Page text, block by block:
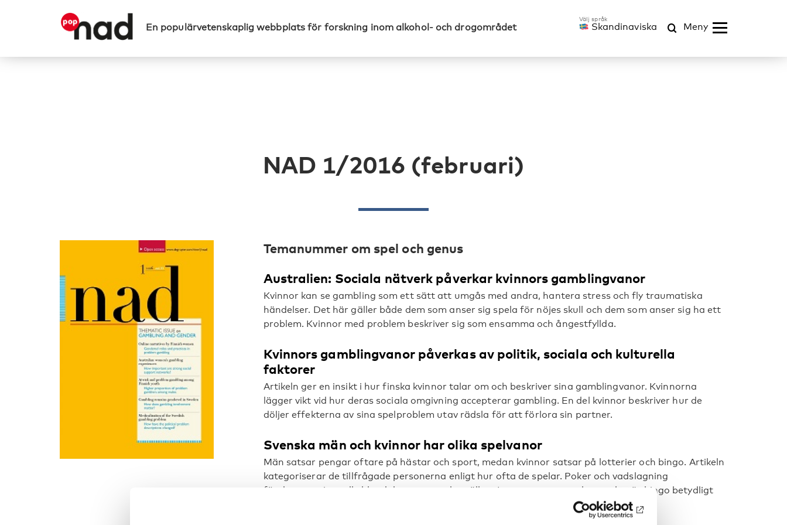
En populärvetenskaplig webbplats för forskning inom alkohol- och drogområdet Skandinaviska Meny
NAD 1/2016 (februari)
Temanummer om spel och genus
Australien: Sociala nätverk påverkar kvinnors gamblingvanor
Kvinnor kan se gambling som ett sätt att umgås med andra, hantera stress och fly traumatiska
händelser. Det här gäller både dem som anser sig spela för nöjes skull och dem som anser sig ha ett
problem. Kvinnor med problem beskriver sig som ensamma och ångestfyllda.
Kvinnors gamblingvanor påverkas av politik, sociala och kulturella
faktorer
Artikeln ger en insikt i hur finska kvinnor talar om och beskriver sina gamblingvanor. Kvinnorna
lägger vikt vid hur deras sociala omgivning accepterar gambling. En del kvinnor beskriver hur de
döljer effekterna av sina spelproblem utav rädsla för att förlora sin partner.
Svenska män och kvinnor har olika spelvanor
Män satsar pengar oftare på hästar och sport, medan kvinnor satsar på lotterier och bingo. Artikeln
kategoriserar de tillfrågade personerna enligt hur ofta de spelar. Poker och vadslagning
förekommer inte alls bland dem som spelar sällan. I gruppen som spelar mycket är bingo betydligt